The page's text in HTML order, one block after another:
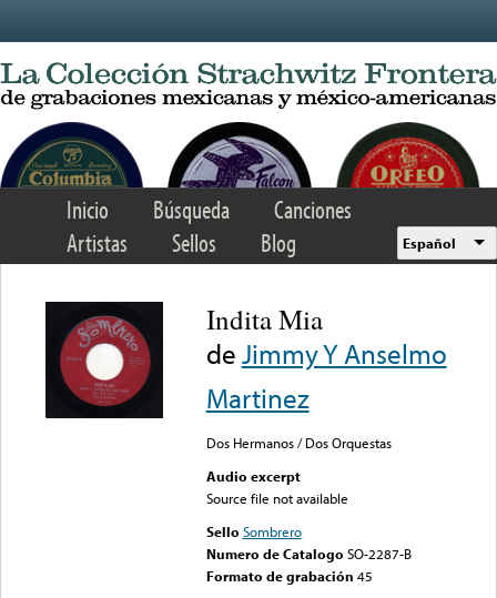
Inicio Búsqueda
Canciones
Artistas
Sellos Blog Español
Indita Mia
deJimmy Y Anselmo
Martinez
Dos Hermanos / Dos Orquestas
Audio excerpt
Source file not available
Sello Sombrero
Numero de Catalogo SO-2287-B
Formato de grabación 45